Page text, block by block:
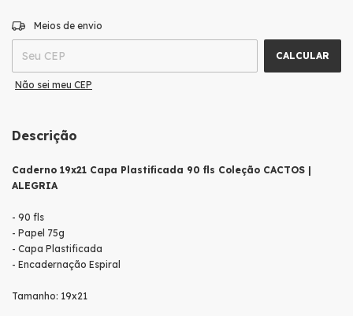
Entregas para o CEP:
Meios de envio
CALCULAR
Não sei meu CEP
Descrição
Caderno 19x21 Capa Plastificada 90 fls Coleção CACTOS |
ALEGRIA
- 90 fls
- Papel 75g
- Capa Plastificada
- Encadernação Espiral
Tamanho: 19x21